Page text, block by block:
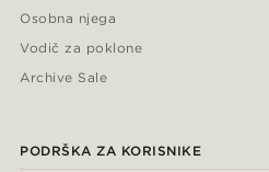
Osobna njega
Vodič za poklone
Archive Sale
PODRŠKA ZA KORISNIKE